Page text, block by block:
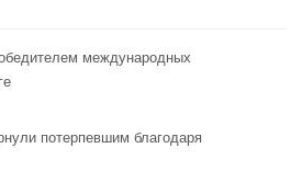
международных
потерпевшим благодаря